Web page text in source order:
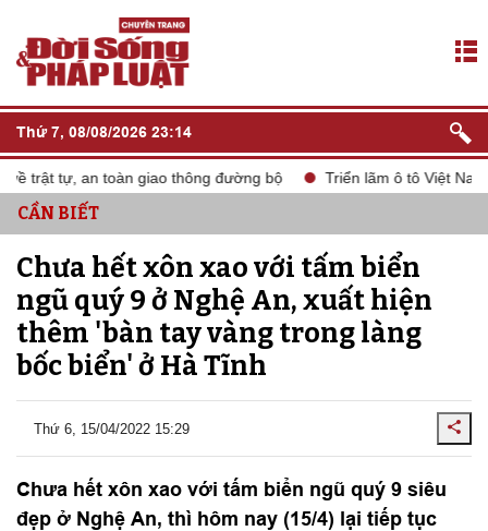
Thứ 7, 08/08/2026 23:14
tự, an toàn giao thông đường bộ Triển lãm ô tô Việt Nam
CẦN BIẾT
Chưa hết xôn xao với tấm biển
ngũ quý 9 ở Nghệ An, xuất hiện
thêm 'bàn tay vàng trong làng
bốc biển' ở Hà Tĩnh
Thứ 6, 15/04/2022 15:29
Chưa hết xôn xao với tấm biển ngũ quý 9 siêu
đẹp ở Nghệ An, thì hôm nay (15/4) lại tiếp tục